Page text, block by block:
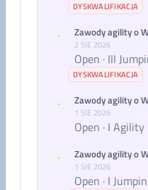
DYSKWALIFIKACJA
- Zawody agility o
2 SIE 2026
Open · III
DYSKWALIFIKACJA
- Zawody agility o
1 SIE 2026
Open · I Agility
- Zawody agility o
1 SIE 2026
Open · I